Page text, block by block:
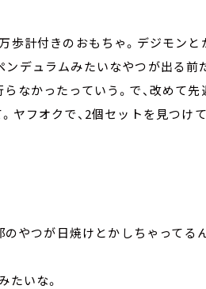
歩計付きのおもちゃ。デジモンと
ンデュラムみたいなやつが出る前
なかったっていう。で、改めて先
ヤフオクで、2個セットを見つけ
のやつが日焼けとかしちゃってる
たいな。